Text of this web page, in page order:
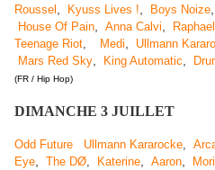
Roussel
Kyuss Lives ! Boys Noize
House Of Pain Anna Calvi
Teenage Riot
Medi Ullmann
Mars Red Sky King Automatic
(FR / Hip Hop)
DIMANCHE 3 JUILLET
Odd Future Ullmann Kararocke,
Eye, The DØ, Katerine, Aaron,